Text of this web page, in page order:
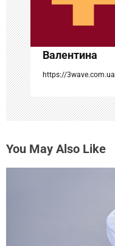
п
и
с
я
м
Валентина
https://3wave.com.ua
You May Also Like